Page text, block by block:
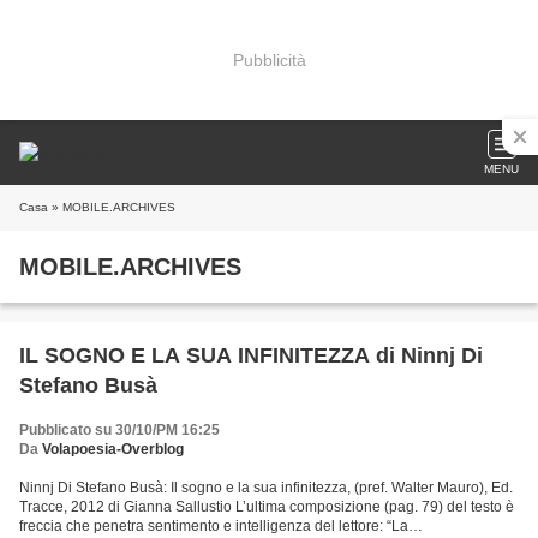
Pubblicità
MENU
Casa » MOBILE.ARCHIVES
MOBILE.ARCHIVES
IL SOGNO E LA SUA INFINITEZZA di Ninnj Di
Stefano Busà
Pubblicato su 30/10/PM 16:25
Da Volapoesia-Overblog
Ninnj Di Stefano Busà: Il sogno e la sua infinitezza, (pref. Walter Mauro), Ed.
Tracce, 2012 di Gianna Sallustio L’ultima composizione (pag. 79) del testo è
freccia che penetra sentimento e intelligenza del lettore: “La